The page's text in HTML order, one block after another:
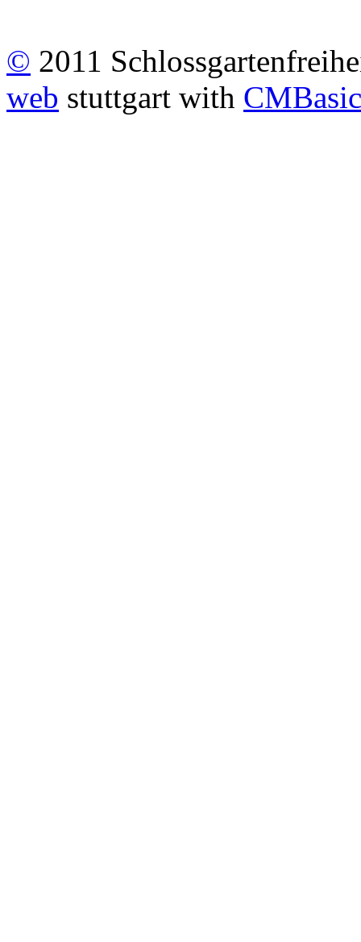
© 2011
web stuttgart with CMBasic